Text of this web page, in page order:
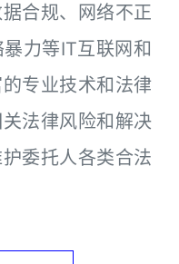
合规、网络不正
力等IT互联网和
专业技术和法律
法律风险和解决
委托人各类合法